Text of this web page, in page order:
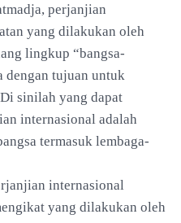
perjanjian
yang dilakukan oleh
lingkup “bangsa-
dengan tujuan untuk
sinilah yang dapat
internasional adalah
termasuk lembaga-
internasional
yang dilakukan oleh